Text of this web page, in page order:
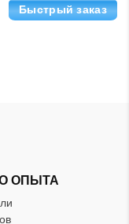
Быстрый заказ
ОПЫТА